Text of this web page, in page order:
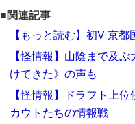
■関連記事
【もっと読む】初V 京
【怪情報】山陰まで及
けてきた》の声も
【怪情報】ドラフト上
カウトたちの情報戦